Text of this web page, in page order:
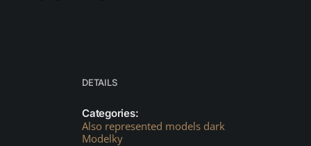
DETAILS
Categories:
Also represented models dark
Modelky